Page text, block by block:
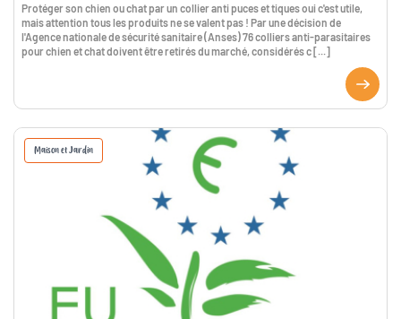
Protéger son chien ou chat par un collier anti puces et tiques oui c'est utile,
mais attention tous les produits ne se valent pas ! Par une décision de
l'Agence nationale de sécurité sanitaire (Anses) 76 colliers anti-parasitaires
pour chien et chat doivent être retirés du marché, considérés c [...]
Maison et Jardin